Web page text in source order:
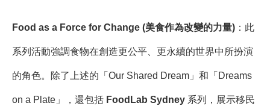
Food as a Force for Change (美食作為改變的力量) ：此
系列活動強調食物在創造更公平、更永續的世界中所扮演
的角色。除了上述的「Our Shared Dream」和「Dreams
on a Plate」，還包括 FoodLab Sydney 系列，展示移民